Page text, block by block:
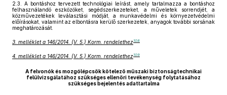
2.3.
A bontáshoz tervezett technológiai leírást, amely tartalmazza a bontáshoz
felhasználandó eszközöket, segédszerkezeteket, a műveletek sorrendjét, a
közművezetékek leválasztási módját, a munkavédelmi és környezetvédelmi
előírásokat, valamint az elbontásra kerülő szerkezetek, anyagok további sorsának
meghatározását.
3. melléklet a 146/2014. (V. 5.) Korm. rendelethez108
4. melléklet a 146/2014. (V. 5.) Korm. rendelethez109
A felvonók és mozgólépcsők kötelező műszaki biztonságtechnikai
felülvizsgálatához szükséges ellenőri tevékenység folytatásához
szükséges bejelentés adattartalma